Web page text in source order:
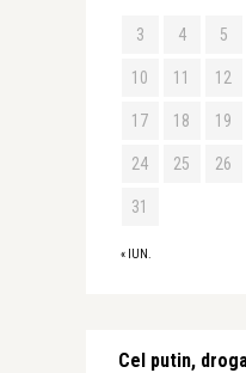
« IUN.
3 4 5
10 11 12
17 18 19
24 25 26
31
Cel putin,